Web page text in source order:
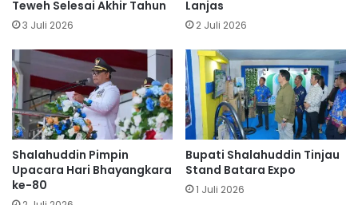
Teweh Selesai Akhir Tahun
3 Juli 2026
Lanjas
2 Juli 2026
Shalahuddin Pimpin
Upacara Hari Bhayangkara
ke-80
Bupati Shalahuddin Tinjau
Stand Batara Expo
1 Juli 2026